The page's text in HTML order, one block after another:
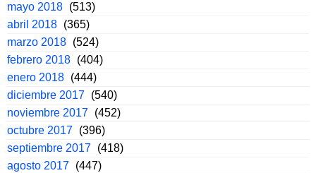
mayo 2018 (513)
abril 2018 (365)
marzo 2018 (524)
febrero 2018 (404)
enero 2018 (444)
diciembre 2017 (540)
noviembre 2017 (452)
octubre 2017 (396)
septiembre 2017 (418)
agosto 2017 (447)